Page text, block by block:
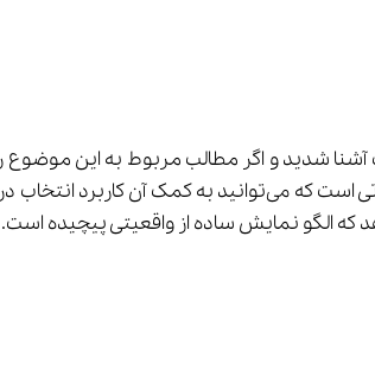
باید بدانید که الگو چیست. معلم هنگام